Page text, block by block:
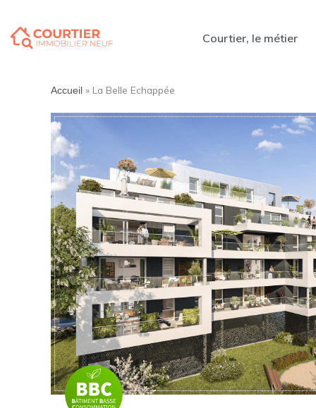
Courtier, le métier
Accueil » La Belle Echappée